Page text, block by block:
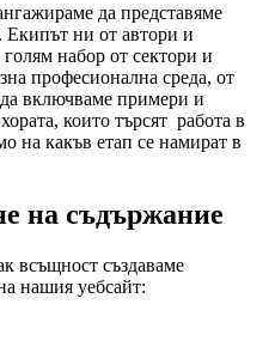
да представяме
Екипът ни от автори и
голям набор от сектори и
професионална среда, от
включваме примери и
които търсят работа в
на какъв етап се намират в
на съдържание
всъщност създаваме
нашия уебсайт: